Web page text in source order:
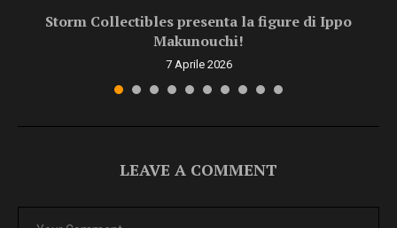
Storm Collectibles presenta la figure di Ippo
Makunouchi!
7 Aprile 2026
LEAVE A COMMENT